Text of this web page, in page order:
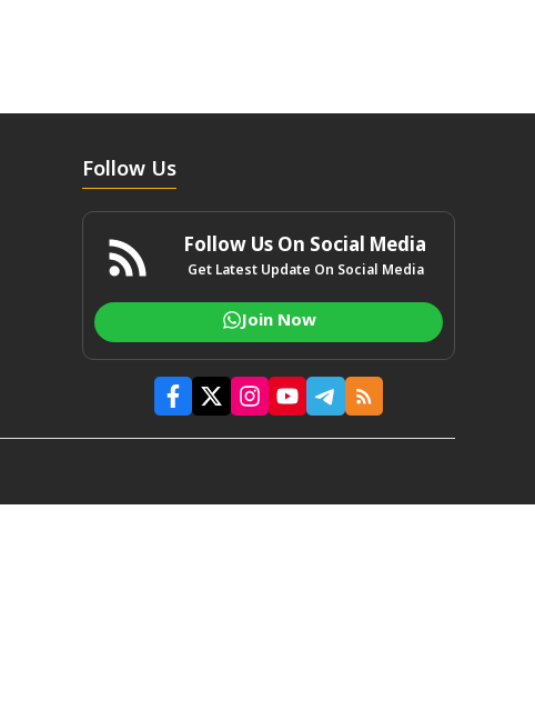
Follow Us
Follow Us On Social Media
Get Latest Update On Social Media
Join Now